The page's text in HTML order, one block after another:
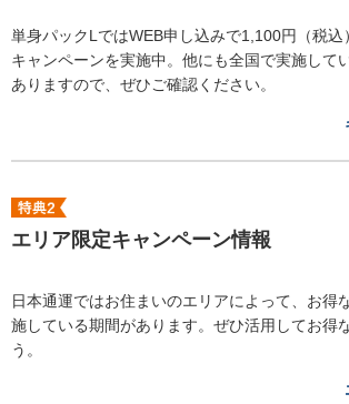
単身パックLではWEB申し込みで1,100円（税込
キャンペーンを実施中。他にも全国で実施して
ありますので、ぜひご確認ください。
エリア限定キャンペーン情報
日本通運ではお住まいのエリアによって、お得
施している期間があります。ぜひ活用してお得
う。